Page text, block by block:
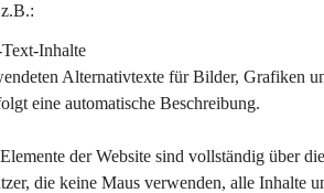
Inhalte
Alternativtexte für Bilder, Grafiken
eine automatische Beschreibung.
der Website sind vollständig über
die keine Maus verwenden, alle Inhalte